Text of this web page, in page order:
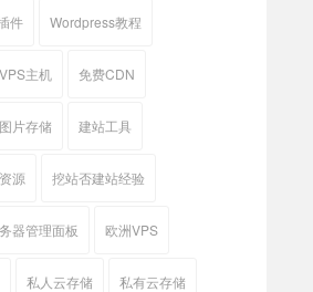
件 Wordpress教程
主机 免费CDN
图片存储 建站工具
源 挖站否建站经验
器管理面板 欧洲VPS
私人云存储 私有云存储